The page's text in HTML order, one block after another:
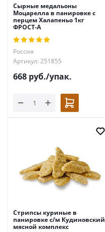
Сырные медальоны
Моцарелла в панировке с
перцем Халапеньо 1кг
ФРОСТ-А
Россия
Артикул: 251855
668 руб./упак.
Стрипсы куриные в
панировке с/м Кудиновский
мясной комплекс